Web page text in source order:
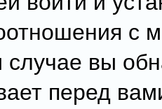
с
случае вы
перед